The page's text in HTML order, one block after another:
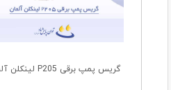
گریس پمپ برقی P205 لینکلن آلمان